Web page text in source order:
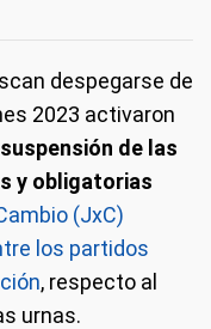
despegarse de
2023 activaron
de las
y obligatorias
(JxC)
los partidos
, respecto al
urnas.